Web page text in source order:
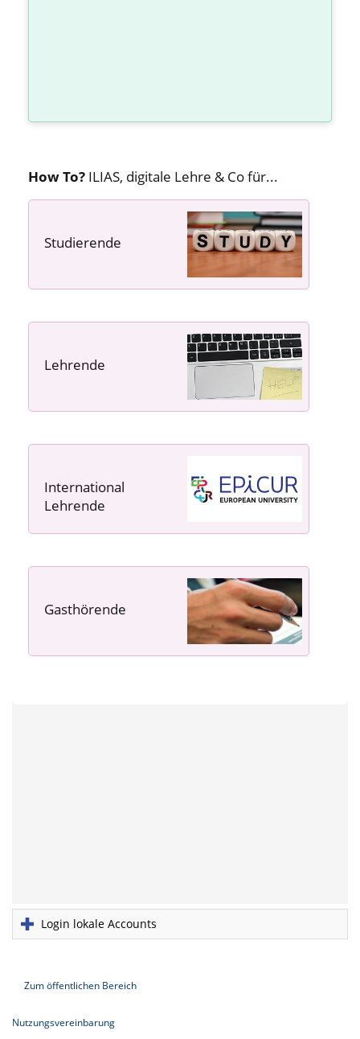
How To? ILIAS, digitale Lehre & Co für...
Studierende
Lehrende
International
Lehrende
Gasthörende
Login lokale Accounts
Zum öffentlichen Bereich
Nutzungsvereinbarung